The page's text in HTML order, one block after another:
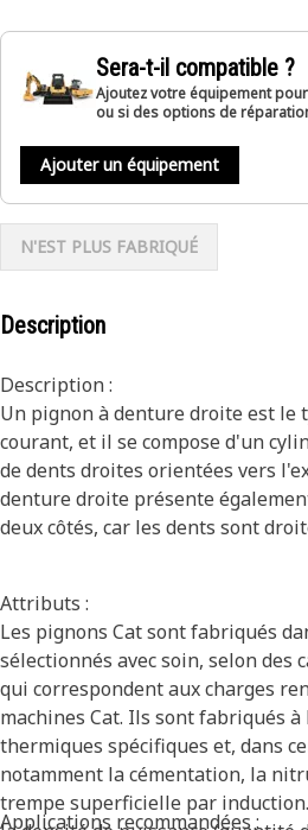
Sera-t-il compatible ?
Ajoutez votre équipement
ou si des options de
Ajouter un équipement
N'EST PLUS FABRIQUÉ
Description
Description :
Un pignon à denture droite est le
courant, et il se compose d'un
de dents droites orientées vers
denture droite présente
deux côtés, car les dents sont
Attributs :
Les pignons Cat sont fabriqués
sélectionnés avec soin, selon des
qui correspondent aux charges
machines Cat. Ils sont fabriqués
thermiques spécifiques et, dans
notamment la cémentation, la
trempe superficielle par
Applications recommandées :